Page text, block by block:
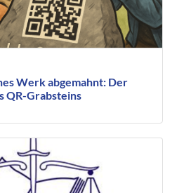
Werk abgemahnt: Der
QR-Grabsteins